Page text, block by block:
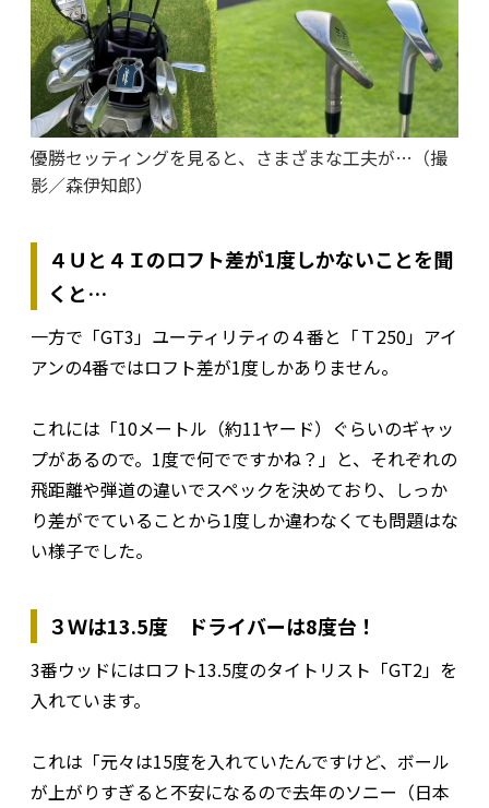
優勝セッティングを見ると、さまざまな工夫が…（撮
影／森伊知郎）
４Ｕと４Ｉのロフト差が1度しかないことを聞
くと…
一方で「GT3」ユーティリティの４番と「Ｔ250」アイ
アンの4番ではロフト差が1度しかありません。
これには「10メートル（約11ヤード）ぐらいのギャッ
プがあるので。1度で何でですかね？」と、それぞれの
飛距離や弾道の違いでスペックを決めており、しっか
り差がでていることから1度しか違わなくても問題はな
い様子でした。
３Ｗは13.5度 ドライバーは8度台！
3番ウッドにはロフト13.5度のタイトリスト「GT2」を
入れています。
これは「元々は15度を入れていたんですけど、ボール
が上がりすぎると不安になるので去年のソニー（日本